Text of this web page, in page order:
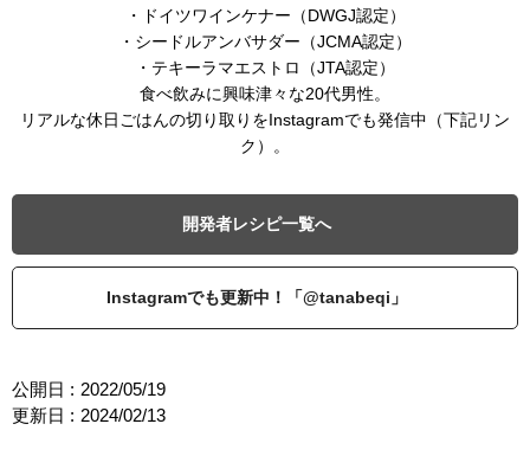
・ドイツワインケナー（DWGJ認定）
・シードルアンバサダー（JCMA認定）
・テキーラマエストロ（JTA認定）
食べ飲みに興味津々な20代男性。
リアルな休日ごはんの切り取りをInstagramでも発信中（下記リン
ク）。
開発者レシピ一覧へ
Instagramでも更新中！「@tanabeqi」
公開日 : 2022/05/19
更新日 : 2024/02/13